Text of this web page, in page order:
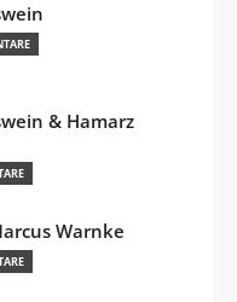
& Hamarz
Warnke